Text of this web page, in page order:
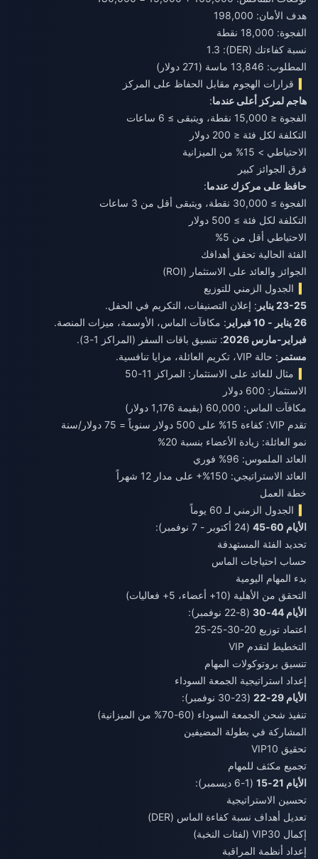
هدف الأمان: 198,000
الفجوة: 18,000 نقطة
نسبة كفاءتك (DER): 1.3
المطلوب: 13,846 ماسة (271 دولار)
قرارات الهجوم مقابل الحفاظ على المركز
هاجم لمركز أعلى عندما:
الفجوة ≤ 15,000 نقطة، ويتبقى ≥ 6 ساعات
التكلفة لكل فئة ≤ 200 دولار
الاحتياطي > 15% من الميزانية
فرق الجوائز كبير
حافظ على مركزك عندما:
الفجوة ≥ 30,000 نقطة، ويتبقى أقل من 3 ساعات
التكلفة لكل فئة ≥ 500 دولار
الاحتياطي أقل من 5%
الفئة الحالية تحقق أهدافك
الجوائز والعائد على الاستثمار (ROI)
الجدول الزمني للتوزيع
23-25 يناير
: إعلان التصنيفات، التكريم في الحفل.
26 يناير - 10 فبراير
: مكافآت الماس، الأوسمة، ميزات المنصة.
فبراير-مارس 2026
: تنسيق باقات السفر (المراكز 1-3).
مستمر : حالة VIP، تكريم العائلة، مزايا تنافسية.
مثال للعائد على الاستثمار: المراكز 11-50
الاستثمار: 600 دولار
مكافآت الماس: 60,000 (بقيمة 1,176 دولار)
تقدم VIP: كفاءة 15% على 500 دولار سنوياً = 75 دولار/سنة
نمو العائلة: زيادة الأعضاء بنسبة 20%
العائد الملموس: 96% فوري
العائد الاستراتيجي: 150%+ على مدار 12 شهراً
خطة العمل
الجدول الزمني لـ 60 يوماً
الأيام 60-45
(24 أكتوبر - 7 نوفمبر):
تحديد الفئة المستهدفة
حساب احتياجات الماس
بدء المهام اليومية
التحقق من الأهلية (10+ أعضاء، 5+ فعاليات)
الأيام 44-30
(8-22 نوفمبر):
اعتماد توزيع 20-30-25-25
التخطيط لتقدم VIP
تنسيق بروتوكولات المهام
إعداد استراتيجية الجمعة السوداء
الأيام 29-22
(23-30 نوفمبر):
تنفيذ شحن الجمعة السوداء (60-70% من الميزانية)
المشاركة في بطولة المضيفين
تحقيق VIP10
تجميع مكثف للمهام
الأيام 21-15
(1-6 ديسمبر):
تحسين الاستراتيجية
تعديل أهداف نسبة كفاءة الماس (DER)
إكمال VIP30 (لفئات النخبة)
إعداد أنظمة المراقبة